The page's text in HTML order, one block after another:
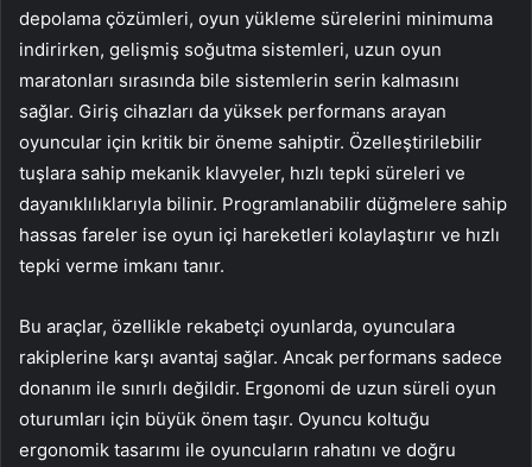
depolama çözümleri, oyun yükleme sürelerini minimuma
indirirken, gelişmiş soğutma sistemleri, uzun oyun
maratonları sırasında bile sistemlerin serin kalmasını
sağlar. Giriş cihazları da yüksek performans arayan
oyuncular için kritik bir öneme sahiptir. Özelleştirilebilir
tuşlara sahip mekanik klavyeler, hızlı tepki süreleri ve
dayanıklılıklarıyla bilinir. Programlanabilir düğmelere sahip
hassas fareler ise oyun içi hareketleri kolaylaştırır ve hızlı
tepki verme imkanı tanır.
Bu araçlar, özellikle rekabetçi oyunlarda, oyunculara
rakiplerine karşı avantaj sağlar. Ancak performans sadece
donanım ile sınırlı değildir. Ergonomi de uzun süreli oyun
oturumları için büyük önem taşır. Oyuncu koltuğu
ergonomik tasarımı ile oyuncuların rahatını ve doğru